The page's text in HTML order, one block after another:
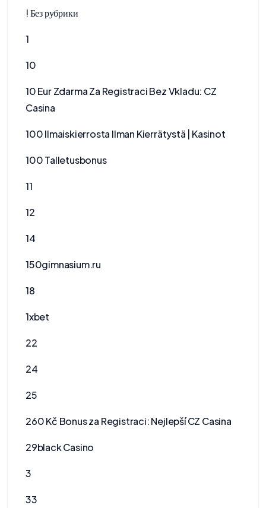
! Без рубрики
1
10
10 Eur Zdarma Za Registraci Bez Vkladu: CZ
Casina
100 Ilmaiskierrosta Ilman Kierrätystä | Kasinot
100 Talletusbonus
11
12
14
150gimnasium.ru
18
1xbet
22
24
25
260 Kč Bonus za Registraci: Nejlepší CZ Casina
29black Casino
3
33